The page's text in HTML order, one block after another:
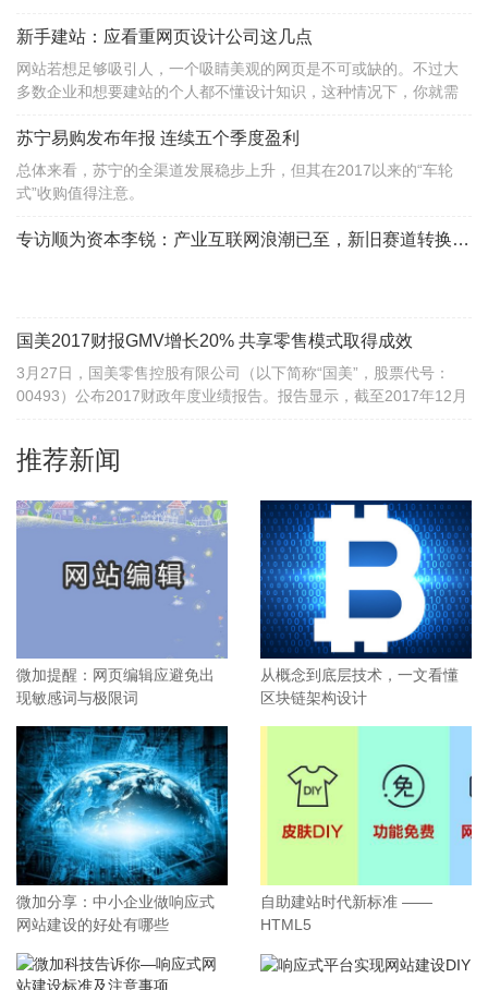
新手建站：应看重网页设计公司这几点
网站若想足够吸引人，一个吸睛美观的网页是不可或缺的。不过大
多数企业和想要建站的个人都不懂设计知识，这种情况下，你就需
的有WordPress, Strikingly, Wix，上线了，
苏宁易购发布年报 连续五个季度盈利
总体来看，苏宁的全渠道发展稳步上升，但其在2017以来的“车轮
式”收购值得注意。
专访顺为资本李锐：产业互联网浪潮已至，新旧赛道转换要“用韧劲”
国美2017财报GMV增长20% 共享零售模式取得成效
3月27日，国美零售控股有限公司（以下简称“国美”，股票代号：
00493）公布2017财政年度业绩报告。报告显示，截至2017年12月
合利润率达18.26%；可比门店销售收入同比增长2.33%达468.79亿
推荐新闻
微加提醒：网页编辑应避免出
现敏感词与极限词
从概念到底层技术，一文看懂
区块链架构设计
微加分享：中小企业做响应式
网站建设的好处有哪些
自助建站时代新标准 ——
HTML5